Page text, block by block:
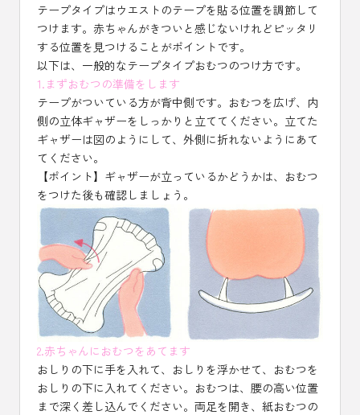
テープタイプはウエストのテープを貼る位置を調節して
つけます。赤ちゃんがきついと感じないけれどピッタリ
する位置を見つけることがポイントです。
以下は、一般的なテープタイプおむつのつけ方です。
1.まずおむつの準備をします
テープがついている方が背中側です。おむつを広げ、内
側の立体ギャザーをしっかりと立ててください。立てた
ギャザーは図のようにして、外側に折れないようにあて
てください。
【ポイント】ギャザーが立っているかどうかは、おむつ
をつけた後も確認しましょう。
2.赤ちゃんにおむつをあてます
おしりの下に手を入れて、おしりを浮かせて、おむつを
おしりの下に入れてください。おむつは、腰の高い位置
まで深く差し込んでください。両足を開き、紙おむつの